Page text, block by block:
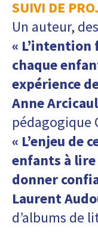
SUIVI DE
Un auteur,
«
chaque
expérience
Anne
pédagogique
« L’enjeu de
enfants à
donner
Laurent
d’albums de